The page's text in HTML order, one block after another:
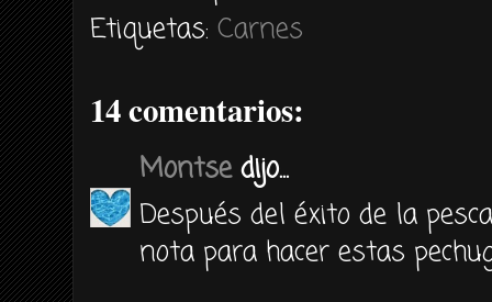
Etiquetas: Carnes
14 comentarios:
Montsedijo...
Después del éxito de la
nota para hacer estas